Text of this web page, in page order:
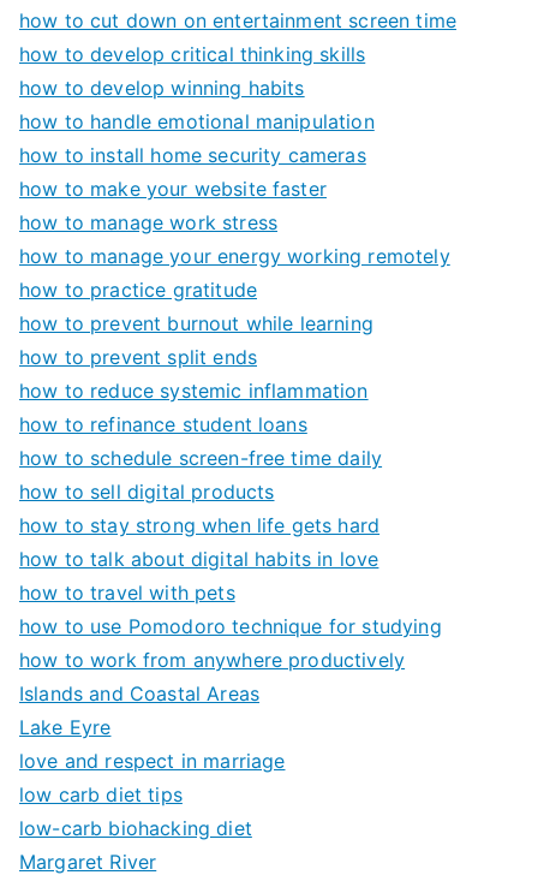
how to cut down on entertainment screen time
how to develop critical thinking skills
how to develop winning habits
how to handle emotional manipulation
how to install home security cameras
how to make your website faster
how to manage work stress
how to manage your energy working remotely
how to practice gratitude
how to prevent burnout while learning
how to prevent split ends
how to reduce systemic inflammation
how to refinance student loans
how to schedule screen-free time daily
how to sell digital products
how to stay strong when life gets hard
how to talk about digital habits in love
how to travel with pets
how to use Pomodoro technique for studying
how to work from anywhere productively
Islands and Coastal Areas
Lake Eyre
love and respect in marriage
low carb diet tips
low-carb biohacking diet
Margaret River